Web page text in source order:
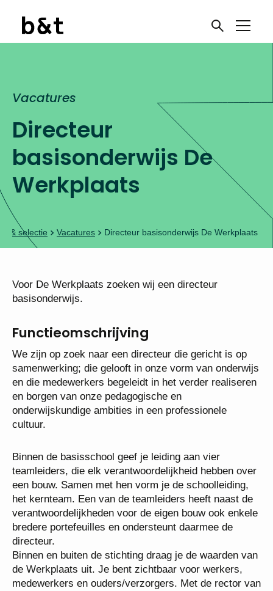
Directeur
basisonderwijs De
Werkplaats
Vacatures
& selectie Vacatures Directeur basisonderwijs De Werkplaats
Voor De Werkplaats zoeken wij een directeur
basisonderwijs.
Functieomschrijving
We zijn op zoek naar een directeur die gericht is op
samenwerking; die gelooft in onze vorm van
onderwijs en die medewerkers begeleidt in het
verder realiseren en borgen van onze pedagogische
en onderwijskundige ambities in een professionele
cultuur.
Binnen de basisschool geef je leiding aan vier
teamleiders, die elk verantwoordelijkheid hebben
over een bouw. Samen met hen vorm je de
schoolleiding, het kernteam. Een van de teamleiders
heeft naast de verantwoordelijkheden voor de eigen
bouw ook enkele bredere portefeuilles en
ondersteunt daarmee de directeur.
Binnen en buiten de stichting draag je de waarden
van de Werkplaats uit. Je bent zichtbaar voor
werkers, medewerkers en ouders/verzorgers. Met